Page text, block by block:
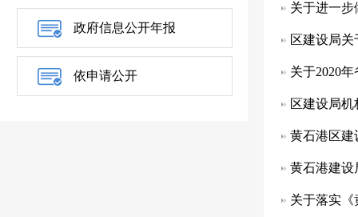
政府信息公开年报
依申请公开
关于进一步
区建设局
关于2020
区建设局机
黄石港区建
黄石港建设
关于落实《